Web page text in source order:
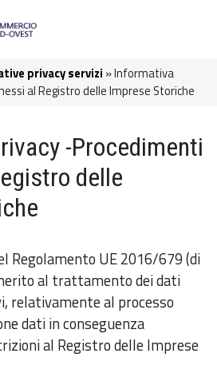
privacy servizi
Informativa
al Registro delle Imprese Storiche
-Procedimenti
delle
Regolamento UE 2016/679 (di
al trattamento dei dati
relativamente al processo
dati in conseguenza
al Registro delle Imprese